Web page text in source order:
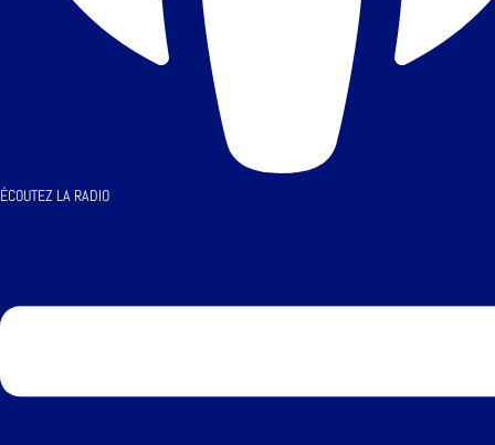
ÉCOUTEZ LA RADIO